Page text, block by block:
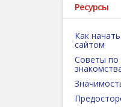
Ресурсы
Как
сайтом
Советы